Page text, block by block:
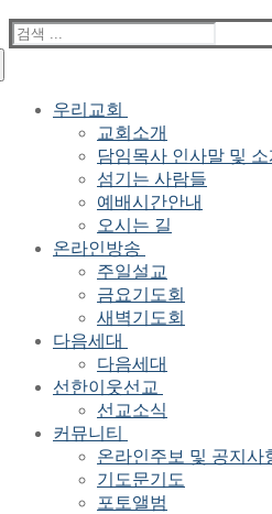
검
색
우리교회
교회소개
담임목사 인사말 및 소
섬기는 사람들
예배시간안내
오시는 길
온라인방송
주일설교
금요기도회
새벽기도회
다음세대
다음세대
선한이웃선교
선교소식
커뮤니티
온라인주보 및 공지사
기도문기도
포토앨범